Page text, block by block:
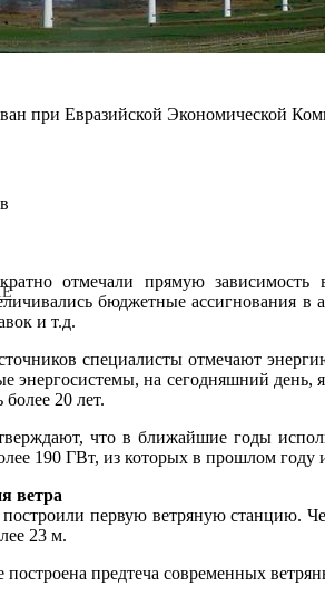
при Евразийской Экономической
отмечали прямую зависимость
бюджетные ассигнования
и т.д.
специалисты отмечают
энергосистемы, на сегодняшний
20 лет.
что в ближайшие годы
190 ГВт, из которых в прошлом
ветра
первую ветряную станцию.
23 м.
построена предтеча современных